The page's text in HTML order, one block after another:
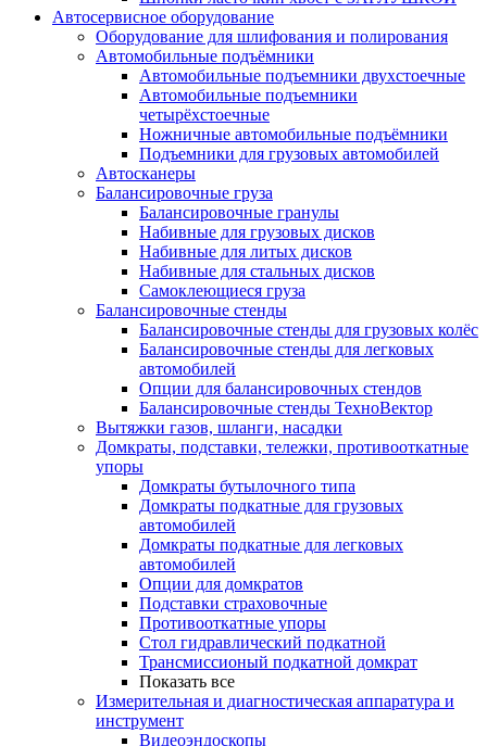
Автосервисное оборудование
Оборудование для шлифования и полирования
Автомобильные подъёмники
Автомобильные подъемники двухстоечные
Автомобильные подъемники
четырёхстоечные
Ножничные автомобильные подъёмники
Подъемники для грузовых автомобилей
Автосканеры
Балансировочные груза
Балансировочные гранулы
Набивные для грузовых дисков
Набивные для литых дисков
Набивные для стальных дисков
Самоклеющиеся груза
Балансировочные стенды
Балансировочные стенды для грузовых колёс
Балансировочные стенды для легковых
автомобилей
Опции для балансировочных стендов
Балансировочные стенды ТехноВектор
Вытяжки газов, шланги, насадки
Домкраты, подставки, тележки, противооткатные
упоры
Домкраты бутылочного типа
Домкраты подкатные для грузовых
автомобилей
Домкраты подкатные для легковых
автомобилей
Опции для домкратов
Подставки страховочные
Противооткатные упоры
Стол гидравлический подкатной
Трансмиссионый подкатной домкрат
Показать все
Измерительная и диагностическая аппаратура и
инструмент
Видеоэндоскопы